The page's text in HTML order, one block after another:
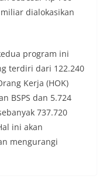
dialokasikan
program ini
terdiri dari 122.240
Kerja (HOK)
BSPS dan 5.724
737.720
ini akan
mengurangi